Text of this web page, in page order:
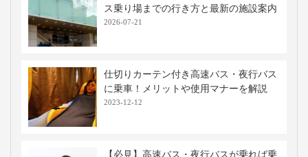
ス乗り場までの行き方と最新の施設案内
2026-07-21
仕切りカーテン付き高速バス・夜行バス
に乗車！メリットや使用マナーを解説
2023-12-12
【必見】高速バス・夜行バスが乗れば乗